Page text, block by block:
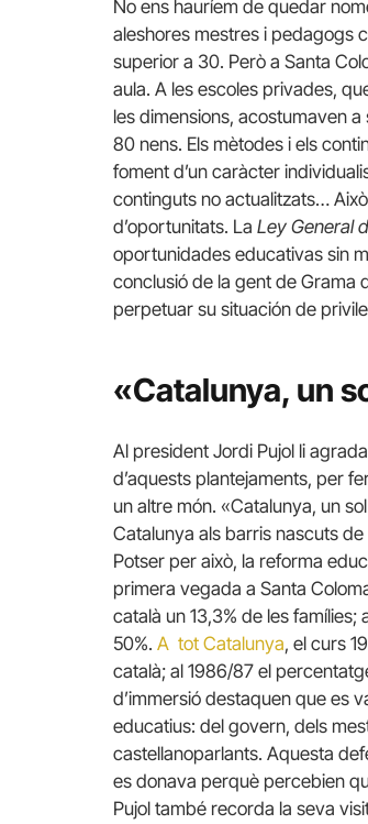
No ens hauríem de quedar
aleshores mestres i pedagogs
superior a 30. Però a Santa
aula. A les escoles privades,
les dimensions, acostumaven
80 nens. Els mètodes i els
foment d’un caràcter
continguts no actualitzats…
d’oportunitats. La Ley General
oportunidades educativas sin
conclusió de la gent de Grama
perpetuar su situación de
«Catalunya, un
Al president Jordi Pujol li
d’aquests plantejaments, per
un altre món. «Catalunya, un
Catalunya als barris nascuts
Potser per això, la reforma
primera vegada a Santa
català un 13,3% de les
50%. A tot Catalunya, el curs
català; al 1986/87 el
d’immersió destaquen que es
educatius: del govern, dels
castellanoparlants. Aquesta
es donava perquè percebien
Pujol també recorda la seva